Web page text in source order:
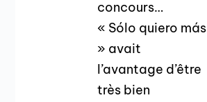
concours…
« Sólo quiero más
» avait
l’avantage d’être
très bien